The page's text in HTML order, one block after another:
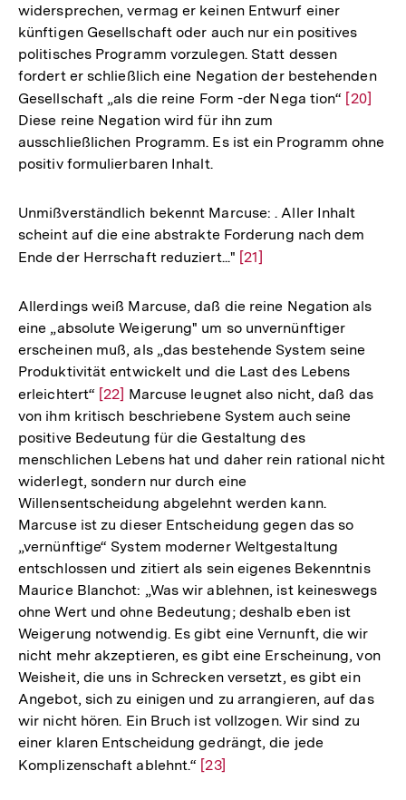
widersprechen, vermag er keinen Entwurf einer
künftigen Gesellschaft oder auch nur ein positives
politisches Programm vorzulegen. Statt dessen
fordert er schließlich eine Negation der bestehenden
Gesellschaft „als die reine Form -der Nega tion“ Zur
der
[20]
Diese reine Negation wird für ihn zum
ausschließlichen Programm. Es ist ein Programm ohne
positiv formulierbaren Inhalt.
Unmißverständlich bekennt Marcuse: . Aller Inhalt
scheint auf die eine abstrakte Forderung nach dem
Ende der Herrschaft reduziert..." Zur
der
Fußnote
[21]
Allerdings weiß Marcuse, daß die reine Negation als
eine „absolute Weigerung" um so unvernünftiger
erscheinen muß, als „das bestehende System seine
Produktivität entwickelt und die Last des Lebens
erleichtert“ Zur
Auflösung
der
Fußnote
[22] Marcuse leugnet also nicht, daß das
von ihm kritisch beschriebene System auch seine
positive Bedeutung für die Gestaltung des
menschlichen Lebens hat und daher rein rational nicht
widerlegt, sondern nur durch eine
Willensentscheidung abgelehnt werden kann.
Marcuse ist zu dieser Entscheidung gegen das so
„vernünftige“ System moderner Weltgestaltung
entschlossen und zitiert als sein eigenes Bekenntnis
Maurice Blanchot: „Was wir ablehnen, ist keineswegs
ohne Wert und ohne Bedeutung; deshalb eben ist
Weigerung notwendig. Es gibt eine Vernunft, die wir
nicht mehr akzeptieren, es gibt eine Erscheinung, von
Weisheit, die uns in Schrecken versetzt, es gibt ein
Angebot, sich zu einigen und zu arrangieren, auf das
wir nicht hören. Ein Bruch ist vollzogen. Wir sind zu
einer klaren Entscheidung gedrängt, die jede
Komplizenschaft ablehnt.“ Zur
[23]